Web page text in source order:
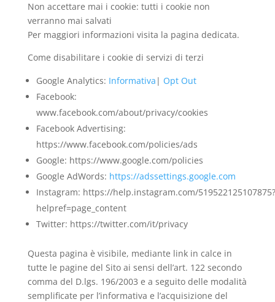
Non accettare mai i cookie: tutti i cookie non
verranno mai salvati
Per maggiori informazioni visita la pagina dedicata.
Come disabilitare i cookie di servizi di terzi
Google Analytics: Informativa | Opt Out
Facebook:
www.facebook.com/about/privacy/cookies
Facebook Advertising:
https://www.facebook.com/policies/ads
Google: https://www.google.com/policies
Google AdWords: https://adssettings.google.com
Instagram: https://help.instagram.com/519522125107875?
helpref=page_content
Twitter: https://twitter.com/it/privacy
Questa pagina è visibile, mediante link in calce in
tutte le pagine del Sito ai sensi dell’art. 122 secondo
comma del D.lgs. 196/2003 e a seguito delle modalità
semplificate per l’informativa e l’acquisizione del